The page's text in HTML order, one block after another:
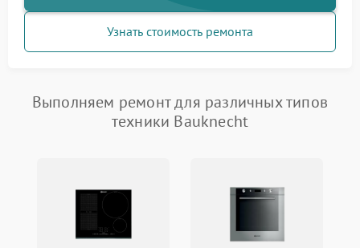
Узнать стоимость ремонта
Выполняем ремонт для различных типов
техники Bauknecht